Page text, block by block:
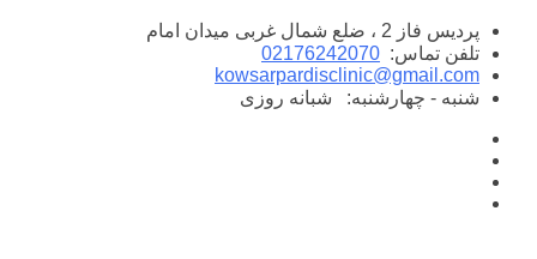
پرش
محتوا
پردیس فاز 2 ، ضلع شمال غربی میدان امام
تلفن تماس: 02176242070
kowsarpardisclinic@gmail.com
شنبه - چهارشنبه:
شبانه روزی